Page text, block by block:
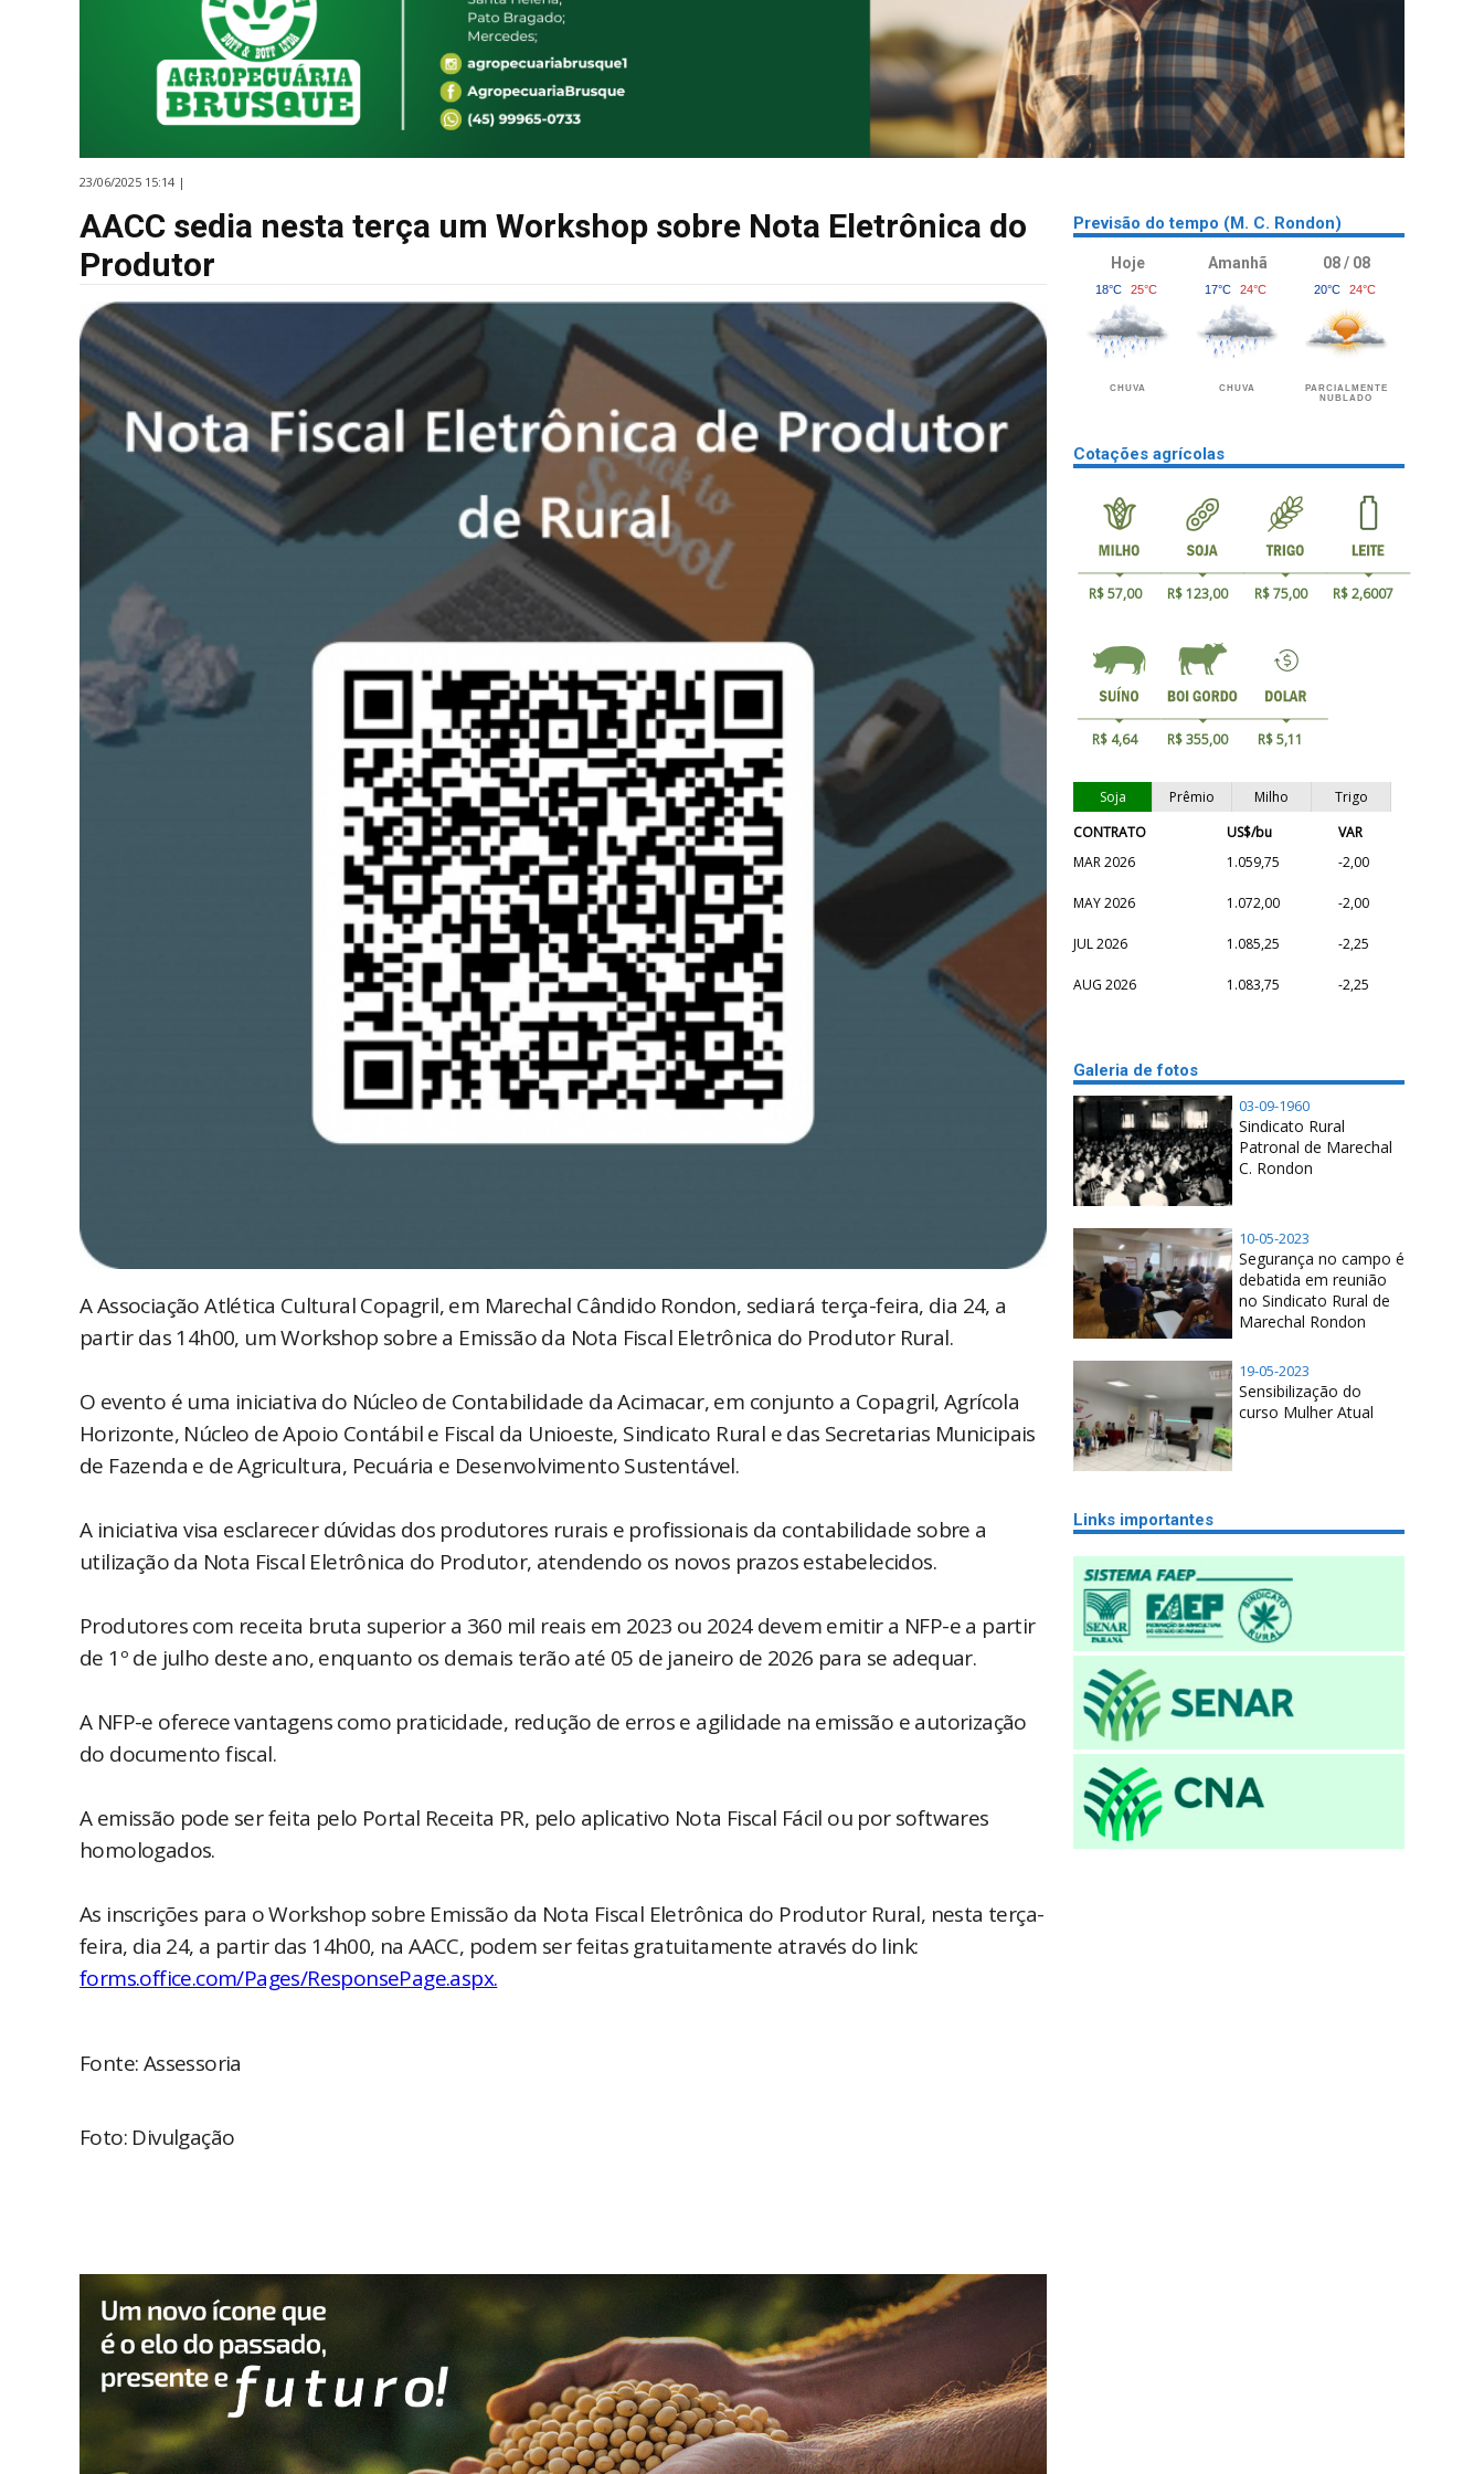
23/06/2025 15:14 |
AACC sedia nesta terça um Workshop sobre Nota Eletrônica do
Produtor
A Associação Atlética Cultural Copagril, em Marechal Cândido Rondon, sediará terça-feira, dia 24, a
partir das 14h00, um Workshop sobre a Emissão da Nota Fiscal Eletrônica do Produtor Rural.
O evento é uma iniciativa do Núcleo de Contabilidade da Acimacar, em conjunto a Copagril, Agrícola
Horizonte, Núcleo de Apoio Contábil e Fiscal da Unioeste, Sindicato Rural e das Secretarias Municipais
de Fazenda e de Agricultura, Pecuária e Desenvolvimento Sustentável.
A iniciativa visa esclarecer dúvidas dos produtores rurais e profissionais da contabilidade sobre a
utilização da Nota Fiscal Eletrônica do Produtor, atendendo os novos prazos estabelecidos.
Produtores com receita bruta superior a 360 mil reais em 2023 ou 2024 devem emitir a NFP-e a partir
de 1º de julho deste ano, enquanto os demais terão até 05 de janeiro de 2026 para se adequar.
A NFP-e oferece vantagens como praticidade, redução de erros e agilidade na emissão e autorização
do documento fiscal.
A emissão pode ser feita pelo Portal Receita PR, pelo aplicativo Nota Fiscal Fácil ou por softwares
homologados.
As inscrições para o Workshop sobre Emissão da Nota Fiscal Eletrônica do Produtor Rural, nesta terça-
feira, dia 24, a partir das 14h00, na AACC, podem ser feitas gratuitamente através do link:
forms.office.com/Pages/ResponsePage.aspx.
Fonte: Assessoria
Foto: Divulgação
Previsão do tempo (M. C. Rondon)
Hoje
18°C 25°C
CHUVA
Amanhã
17°C 24°C
CHUVA
08 / 08
20°C 24°C
PARCIALMENTE
NUBLADO
Cotações agrícolas
R$ 57,00 R$ 123,00 R$ 75,00 R$ 2,6007
R$ 4,64 R$ 355,00 R$ 5,11
Soja Prêmio Milho
Trigo
CONTRATO
US$/bu
VAR
MAR 2026
1.059,75 -2,00
MAY 2026 1.072,00 -2,00
JUL 2026 1.085,25 -2,25
AUG 2026 1.083,75 -2,25
Galeria de fotos
03-09-1960
Sindicato Rural
Patronal de Marechal
C. Rondon
10-05-2023
Segurança no campo é
debatida em reunião
no Sindicato Rural de
Marechal Rondon
19-05-2023
Sensibilização do
curso Mulher Atual
Links importantes